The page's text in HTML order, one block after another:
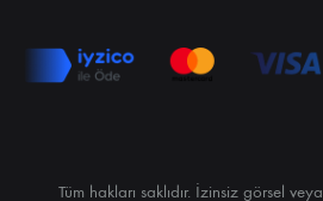
Tüm hakları saklıdır. İzinsiz görsel